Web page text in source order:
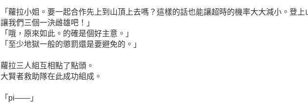
「蘿拉小姐。要一起合作先上到山頂上去嗎？這樣的話也能讓超時的機率大大減小。登上
讓我們三個一決雌雄吧！」
「哦，原來如此。的確是個好主意。」
「至少地獄一般的懲罰還是要避免的。」
蘿拉三人組互相點了點頭。
大賢者救助隊在此成功組成。
「pi——」